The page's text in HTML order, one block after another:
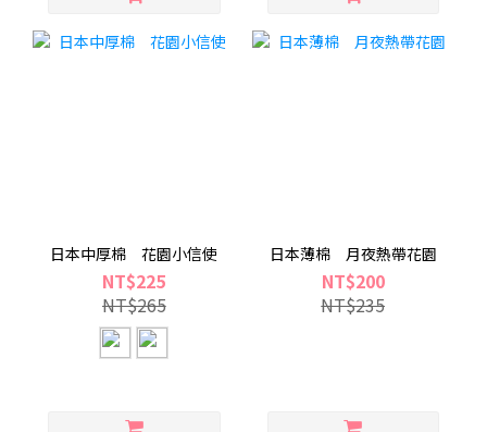
日本中厚棉 花園小信使
NT$225
NT$265
日本薄棉 月夜熱帶花園
NT$200
NT$235